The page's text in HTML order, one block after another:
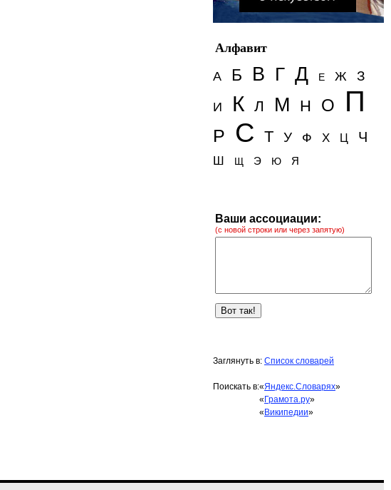
Алфавит
А
Б В Г Д Е Ж З
И К Л М Н О П
Р С Т У Ф Х Ц Ч
Ш Щ Э Ю Я
Ваши ассоциации:
(с новой строки или через запятую)
Заглянуть в: Список словарей
Поискать в:«Яндекс.Словарях»
« Грамота.ру»
« Википедии»